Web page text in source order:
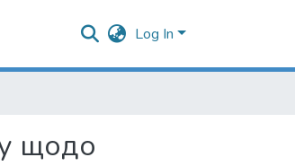
Log In
щодо